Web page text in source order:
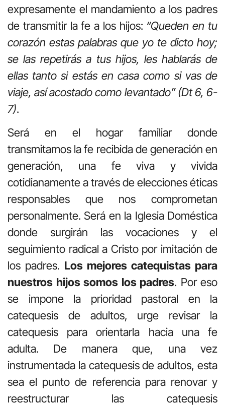
expresamente el mandamiento a los padres
de transmitir la fe a los hijos: “Queden en tu
corazón estas palabras que yo te dicto hoy;
se las repetirás a tus hijos, les hablarás de
ellas tanto si estás en casa como si vas de
viaje, así acostado como levantado” (Dt 6, 6-
7).
Será en el hogar familiar donde
transmitamos la fe recibida de generación en
generación, una fe viva y vivida
cotidianamente a través de elecciones éticas
responsables que nos comprometan
personalmente. Será en la Iglesia Doméstica
donde surgirán las vocaciones y el
seguimiento radical a Cristo por imitación de
los padres. Los mejores catequistas para
nuestros hijos somos los padres. Por eso
se impone la prioridad pastoral en la
catequesis de adultos, urge revisar la
catequesis para orientarla hacia una fe
adulta. De manera que, una vez
instrumentada la catequesis de adultos, esta
sea el punto de referencia para renovar y
reestructurar las catequesis